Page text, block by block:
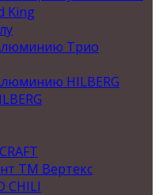
King
Трио
HILBERG
ТМ Вертекс
CHILI